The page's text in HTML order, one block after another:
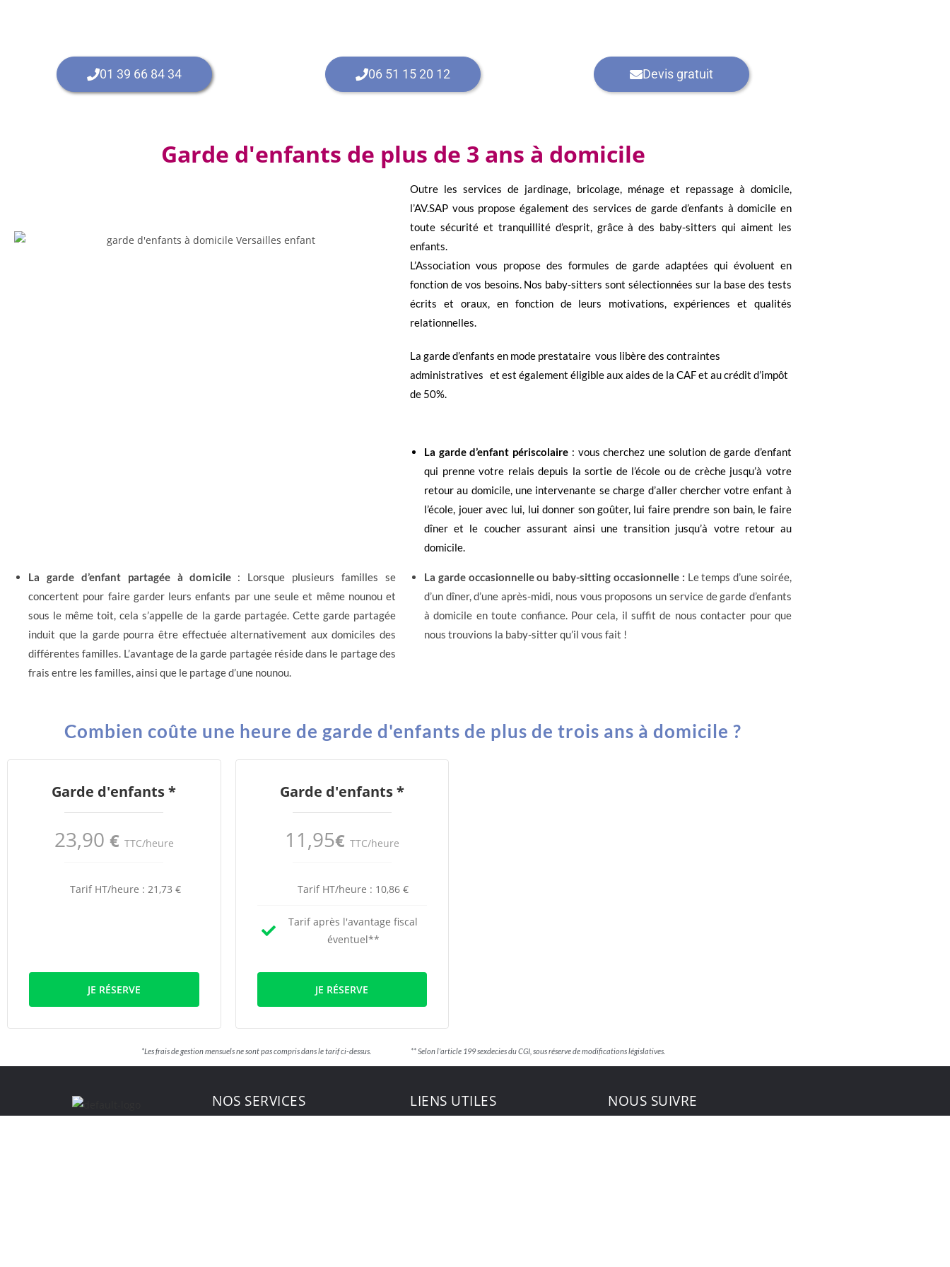
01 39 66 84 34 06 51 15 20 12 Devis gratuit
Garde d'enfants de plus de 3 ans à domicile
Outre les services de jardinage, bricolage, ménage et repassage à domicile,
l’AV.SAP vous propose également des services de garde d’enfants à domicile en
toute sécurité et tranquillité d’esprit, grâce à des baby-sitters qui aiment les
enfants.
L’Association vous propose des formules de garde adaptées qui évoluent en
fonction de vos besoins. Nos baby-sitters sont sélectionnées sur la base des tests
écrits et oraux, en fonction de leurs motivations, expériences et qualités
relationnelles.
La garde d’enfants en mode prestataire vous libère des contraintes
administratives et est également éligible aux aides de la CAF et au crédit d’impôt
de 50%.
La garde d’enfant périscolaire : vous cherchez une solution de garde d’enfant
qui prenne votre relais depuis la sortie de l’école ou de crèche jusqu’à votre
retour au domicile, une intervenante se charge d’aller chercher votre enfant à
l’école, jouer avec lui, lui donner son goûter, lui faire prendre son bain, le faire
dîner et le coucher assurant ainsi une transition jusqu’à votre retour au
domicile.
La garde d’enfant partagée à domicile: Lorsque plusieurs familles se
concertent pour faire garder leurs enfants par une seule et même nounou et
sous le même toit, cela s’appelle de la garde partagée. Cette garde partagée
induit que la garde pourra être effectuée alternativement aux domiciles des
différentes familles. L’avantage de la garde partagée réside dans le partage des
frais entre les familles, ainsi que le partage d’une nounou.
La garde occasionnelle ou baby-sitting occasionnelle : Le temps d’une soirée,
d’un dîner, d’une après-midi, nous vous proposons un service de garde d’enfants
à domicile en toute confiance. Pour cela, il suffit de nous contacter pour que
nous trouvions la baby-sitter qu’il vous fait !
Combien coûte une heure de garde d'enfants de plus de trois ans à domicile ?
Garde d'enfants *
23,90 € TTC/heure
Tarif HT/heure : 21,73 €
JE RÉSERVE
Garde d'enfants *
11,95€ TTC/heure
Tarif HT/heure : 10,86 €
Tarif après l'avantage fiscal
éventuel**
JE RÉSERVE
*Les frais de gestion mensuels ne sont pas compris dans le tarif ci-dessus. ** Selon l’article 199 sexdecies du CGI, sous réserve de modifications législatives.
NOS SERVICES LIENS UTILES NOUS SUIVRE